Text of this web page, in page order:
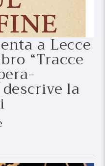
a Lecce
“Tracce
la